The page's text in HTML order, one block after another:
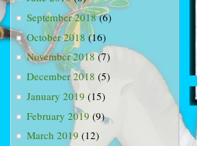
September 2018(6)
October 2018(16)
November 2018(7)
December 2018 (5)
January 2019 (15)
February 2019 (9)
March 2019 (12)